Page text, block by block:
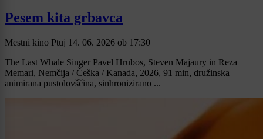
Pesem kita grbavca
Mestni kino Ptuj 14. 06. 2026 ob 17:30
The Last Whale Singer Pavel Hrubos, Steven Majaury in Reza
Memari, Nemčija / Češka / Kanada, 2026, 91 min, družinska
animirana pustolovščina, sinhronizirano ...